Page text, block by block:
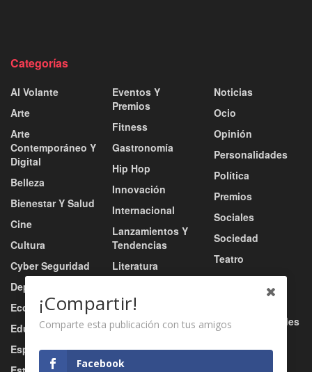
Categorías
Al Volante
Arte
Arte
Contemporáneo Y
Digital
Belleza
Bienestar Y Salud
Cine
Cultura
Cyber Seguridad
Deportes
Economía
Educación
Esports
Eventos Y
Premios
Fitness
Gastronomía
Hip Hop
Innovación
Internacional
Lanzamientos Y
Tendencias
Literatura
Música
Música Urbana
Nacional
Noticias
Ocio
Opinión
Personalidades
Política
Premios
Sociales
Sociedad
Teatro
Tecnología
Tv / Radio / Redes
¡Compartir!
Comparte esta publicación con tus amigos
Facebook